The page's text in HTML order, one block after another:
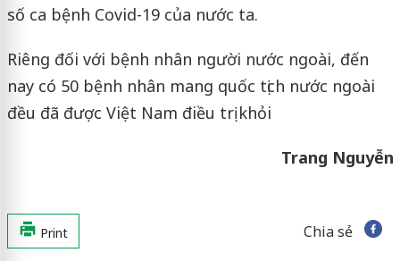
số ca bệnh Covid-19 của nước ta.
Riêng đối với bệnh nhân người nước ngoài, đến
nay có 50 bệnh nhân mang quốc tịch nước ngoài
đều đã được Việt Nam điều trị khỏi
Trang Nguyễn
Print Chia sẻ